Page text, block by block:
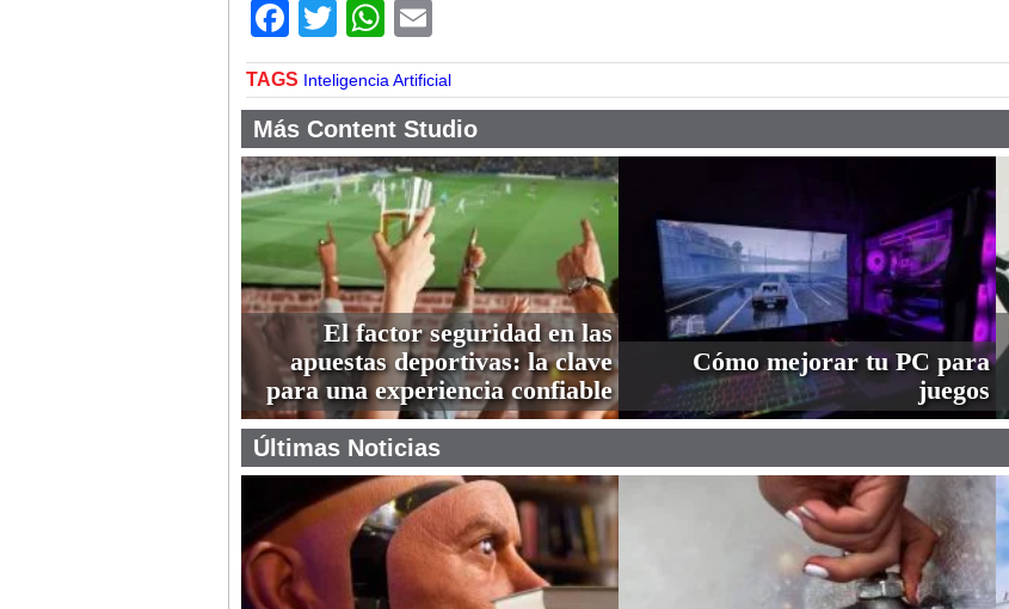
Facebook
TwitterWhatsApp
TAGS Inteligencia Artificial
Más Content Studio
El factor seguridad en las
apuestas deportivas: la clave
para una experiencia confiable
Cómo mejorar tu PC para
juegos
Últimas Noticias